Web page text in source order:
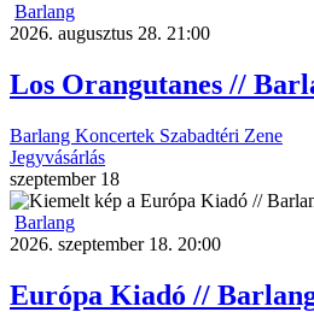
Barlang
2026. augusztus 28. 21:00
Los Orangutanes //
Barlang Koncertek Szabadtéri Zene
Jegyvásárlás
szeptember 18
Barlang
2026. szeptember 18. 20:00
Európa Kiadó //